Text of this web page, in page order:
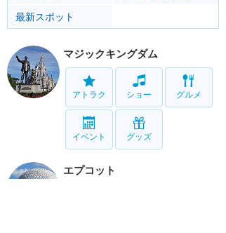
最新スポット
マジックキングダム
アトラク ショー グルメ
イベント グッズ
エプコット